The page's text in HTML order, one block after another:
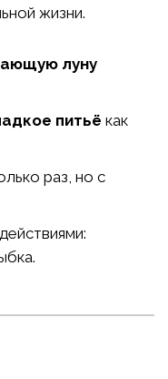
жизни.
луну
питьё как
раз, но с